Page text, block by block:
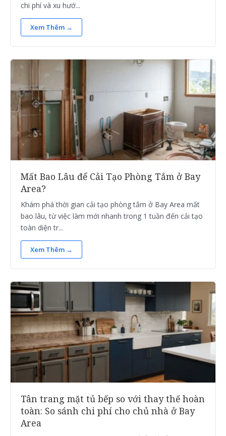
chi phí và xu hướ...
Xem Thêm →
Mất Bao Lâu để Cải Tạo Phòng Tắm ở Bay
Area?
Khám phá thời gian cải tạo phòng tắm ở Bay Area mất
bao lâu, từ việc làm mới nhanh trong 1 tuần đến cải tạo
toàn diện tr...
Xem Thêm →
Tân trang mặt tủ bếp so với thay thế hoàn
toàn: So sánh chi phí cho chủ nhà ở Bay
Area